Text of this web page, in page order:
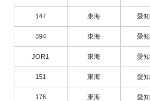
147 東海 愛
394 東海 愛
JOR1 東海 愛
151 東海 愛
176 東海 愛